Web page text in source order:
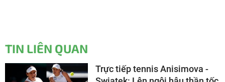
TIN LIÊN QUAN
Trực tiếp tennis Anisimova -